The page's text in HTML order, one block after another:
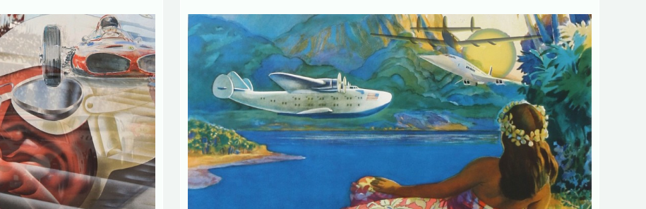
Politique de confidentialité :
Les informations recueillies sur ce formulaire sont
enregistrées dans un fichier informatisé par ESTAMPE
MODERNE & SPORTIVE pour la gestion des achats et la
gestion de notre clientèle. Elles sont conservées pendant
3 ans et sont destinées au service commercial.
Conformément à la loi « informatique et libertés », vous
pouvez exercer votre droit d'accès aux données vous
concernant et les faire rectifier en nous contactant. Nous
vous informons de l’existence de la liste d'opposition au
démarchage téléphonique « Bloctel », sur laquelle vous
pouvez vous inscrire ici :https://conso.bloctel.fr/